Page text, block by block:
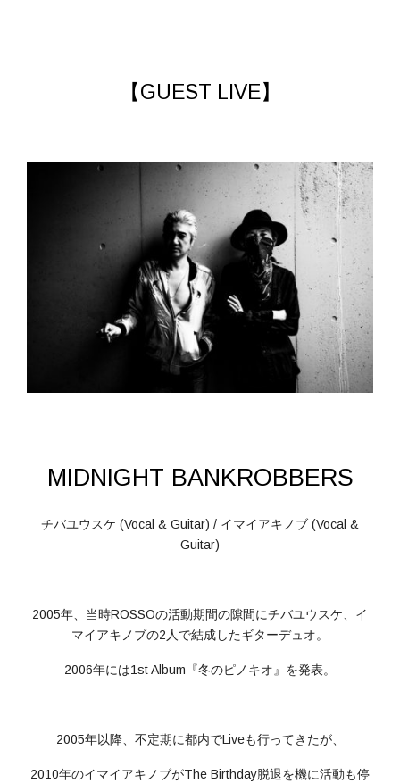
【GUEST LIVE】
MIDNIGHT BANKROBBERS
チバユウスケ (Vocal & Guitar) / イマイアキノブ (Vocal &
Guitar)
2005年、当時ROSSOの活動期間の隙間にチバユウスケ、イ
マイアキノブの2人で結成したギターデュオ。
2006年には1st Album『冬のピノキオ』を発表。
2005年以降、不定期に都内でLiveも行ってきたが、
2010年のイマイアキノブがThe Birthday脱退を機に活動も停